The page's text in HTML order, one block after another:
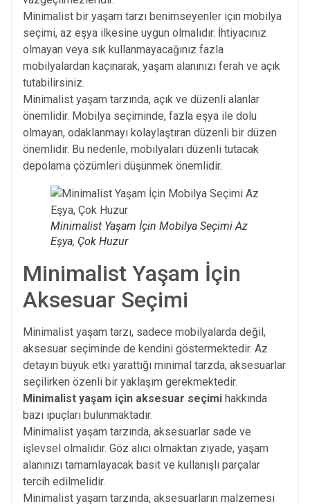
Minimalist bir yaşam tarzı benimseyenler için mobilya
seçimi, az eşya ilkesine uygun olmalıdır. İhtiyacınız
olmayan veya sık kullanmayacağınız fazla
mobilyalardan kaçınarak, yaşam alanınızı ferah ve açık
tutabilirsiniz.
Minimalist yaşam tarzında, açık ve düzenli alanlar
önemlidir. Mobilya seçiminde, fazla eşya ile dolu
olmayan, odaklanmayı kolaylaştıran düzenli bir düzen
önemlidir. Bu nedenle, mobilyaları düzenli tutacak
depolama çözümleri düşünmek önemlidir.
Minimalist Yaşam İçin Mobilya Seçimi Az
Eşya, Çok Huzur
Minimalist Yaşam İçin
Aksesuar Seçimi
Minimalist yaşam tarzı, sadece mobilyalarda değil,
aksesuar seçiminde de kendini göstermektedir. Az
detayın büyük etki yarattığı minimal tarzda, aksesuarlar
seçilirken özenli bir yaklaşım gerekmektedir.
Minimalist yaşam için aksesuar seçimi hakkında
bazı ipuçları bulunmaktadır.
Minimalist yaşam tarzında, aksesuarlar sade ve
işlevsel olmalıdır. Göz alıcı olmaktan ziyade, yaşam
alanınızı tamamlayacak basit ve kullanışlı parçalar
tercih edilmelidir.
Minimalist yaşam tarzında, aksesuarların malzemesi